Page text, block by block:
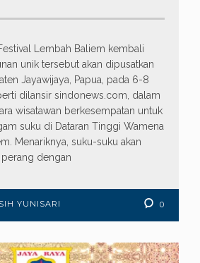
Lembah Baliem kembali
unik tersebut akan dipusatkan
Jayawijaya, Papua, pada 6-8
dilansir sindonews.com, dalam
wisatawan berkesempatan untuk
suku di Dataran Tinggi Wamena
Menariknya, suku-suku akan
dengan
YUNISARI 0